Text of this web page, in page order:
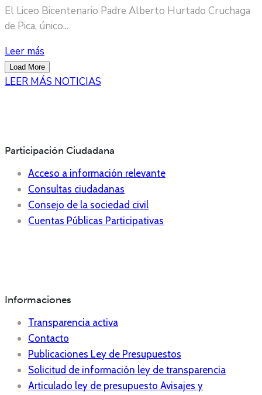
El Liceo Bicentenario Padre Alberto Hurtado Cruchaga
de Pica, único...
Leer más
Load More
LEER MÁS NOTICIAS
Participación Ciudadana
Acceso a información relevante
Consultas ciudadanas
Consejo de la sociedad civil
Cuentas Públicas Participativas
Informaciones
Transparencia activa
Contacto
Publicaciones Ley de Presupuestos
Solicitud de información ley de transparencia
Articulado ley de presupuesto Avisajes y